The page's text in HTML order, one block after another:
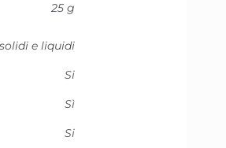
25 g
e liquidi
Si
Sì
Si